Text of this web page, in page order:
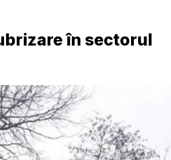
în sectorul